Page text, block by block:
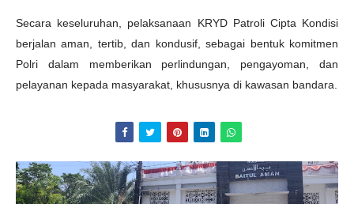
Secara keseluruhan, pelaksanaan KRYD Patroli Cipta Kondisi
berjalan aman, tertib, dan kondusif, sebagai bentuk komitmen
Polri dalam memberikan perlindungan, pengayoman, dan
pelayanan kepada masyarakat, khususnya di kawasan bandara.